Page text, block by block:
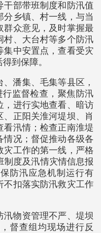
干部带班制度和防汛值
乡镇、村一线，与当
群众意见，及时掌握最
村、大台村等多个防汛
集中安置点，查看受灾
到保障。
潘集、毛集等县区，
行监督检查，聚焦防汛
，进行实地查看、暗访
正阳关淮河堤坝、肖
看汛情；检查正南淮堤
情况；督促推动各级各
灾工作的第一线，严格
制度及汛情灾情信息报
防汛应急机制运行有
不扣落实防汛救灾工作
汛物资管理不严、堤坝
督查组均现场进行反